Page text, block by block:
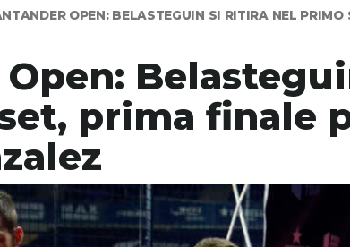
OPEN: BELASTEGUIN SI RITIRA NEL PRIMO
prima finale